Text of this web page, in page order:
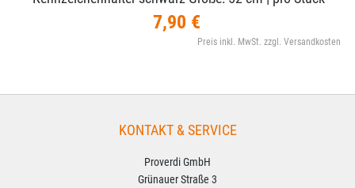
7,90 €
Preis inkl. MwSt. zzgl. Versandkosten
KONTAKT & SERVICE
Proverdi GmbH
Grünauer Straße 3